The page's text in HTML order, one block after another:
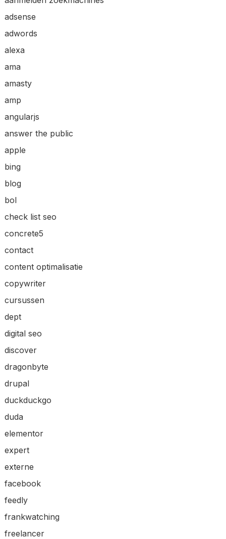
adsense
adwords
alexa
ama
amasty
amp
angularjs
answer the public
apple
bing
blog
bol
check list seo
concrete5
contact
content optimalisatie
copywriter
cursussen
dept
digital seo
discover
dragonbyte
drupal
duckduckgo
duda
elementor
expert
externe
facebook
feedly
frankwatching
freelancer